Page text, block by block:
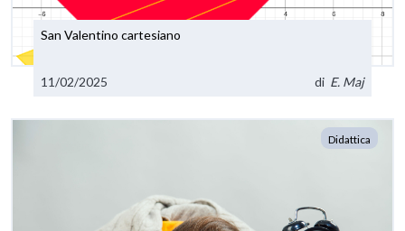
San Valentino cartesiano
11/02/2025 di E. Maj
Didattica